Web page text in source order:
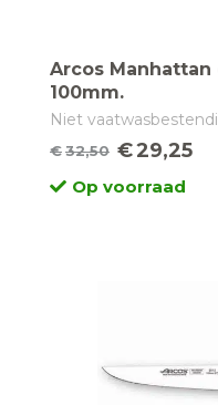
Arcos
100mm.
Niet
€32,50
Oorspronkelijke
prijs
€29,25
Huidige
prijsOp voorraad